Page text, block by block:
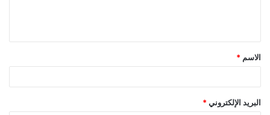
ق
*
الاسم *
البريد الإلكتروني *